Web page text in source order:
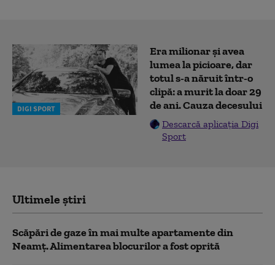
DIGI SPORT
Era milionar și avea
lumea la picioare, dar
totul s-a năruit într-o
clipă: a murit la doar 29
de ani. Cauza decesului
Descarcă aplicația Digi
Sport
Ultimele știri
Scăpări de gaze în mai multe apartamente din
Neamț. Alimentarea blocurilor a fost oprită